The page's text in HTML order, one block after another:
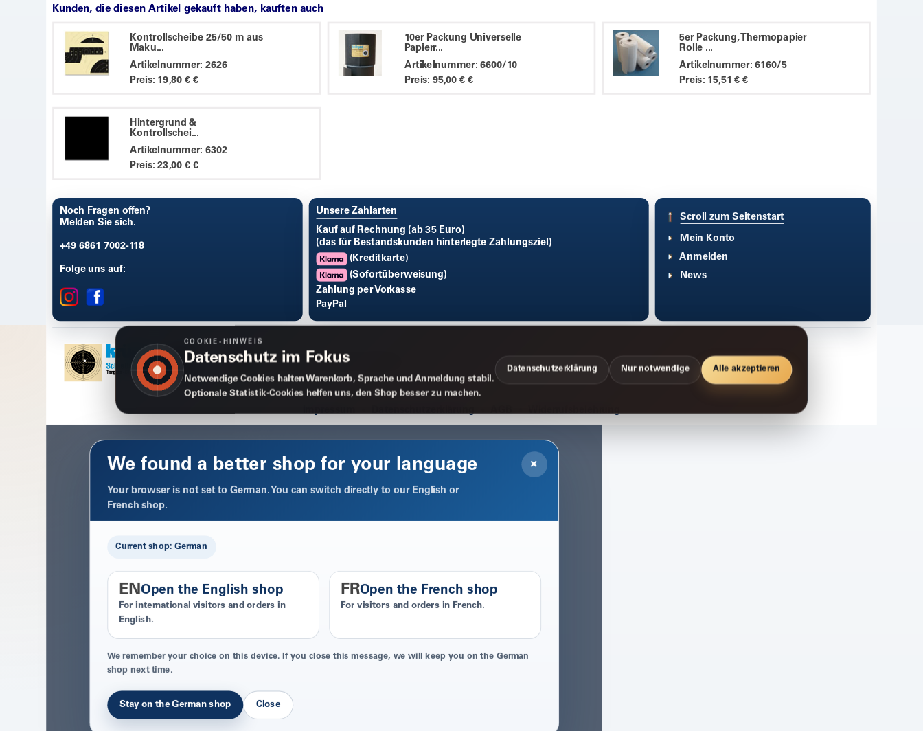
Kunden, die diesen Artikel gekauft haben, kauften auch
Kontrollscheibe 25/50 m aus
Maku...
Artikelnummer: 2626
Preis: 19,80 € €
10er Packung Universelle
Papierr...
Artikelnummer: 6600/10
Preis: 95,00 € €
5er Packung, Thermopapier
Rolle ...
Artikelnummer: 6160/5
Preis: 15,51 € €
Hintergrund &
Kontrollschei...
Artikelnummer: 6302
Preis: 23,00 € €
Noch Fragen offen?
Melden Sie sich.
+49 6861 7002-118
Folge uns auf:
Unsere Zahlarten
Kauf auf Rechnung (ab 35 Euro)
(das für Bestandskunden hinterlegte Zahlungsziel)
(Kreditkarte)
(Sofortüberweisung)
Zahlung per Vorkasse
PayPal
Scroll zum Seitenstart
Mein Konto
Anmelden
News
Impressum Datenschutzerklärung AGB Widerrufsbelehrung
×
We found a better shop for your language
Your browser is not set to German. You can switch directly to our English or
French shop.
Current shop: German
ENOpen the English shop
For international visitors and orders in
English.
FROpen the French shop
For visitors and orders in French.
We remember your choice on this device. If you close this message, we will keep you on the German
shop next time.
Stay on the German shop Close
COOKIE-HINWEIS
Datenschutz im Fokus
Notwendige Cookies halten Warenkorb, Sprache und Anmeldung stabil.
Optionale Statistik-Cookies helfen uns, den Shop besser zu machen.
Datenschutzerklärung Nur notwendige Alle akzeptieren